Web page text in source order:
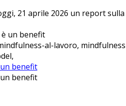
21 aprile 2026 un report
al-lavoro,
benefit
benefit